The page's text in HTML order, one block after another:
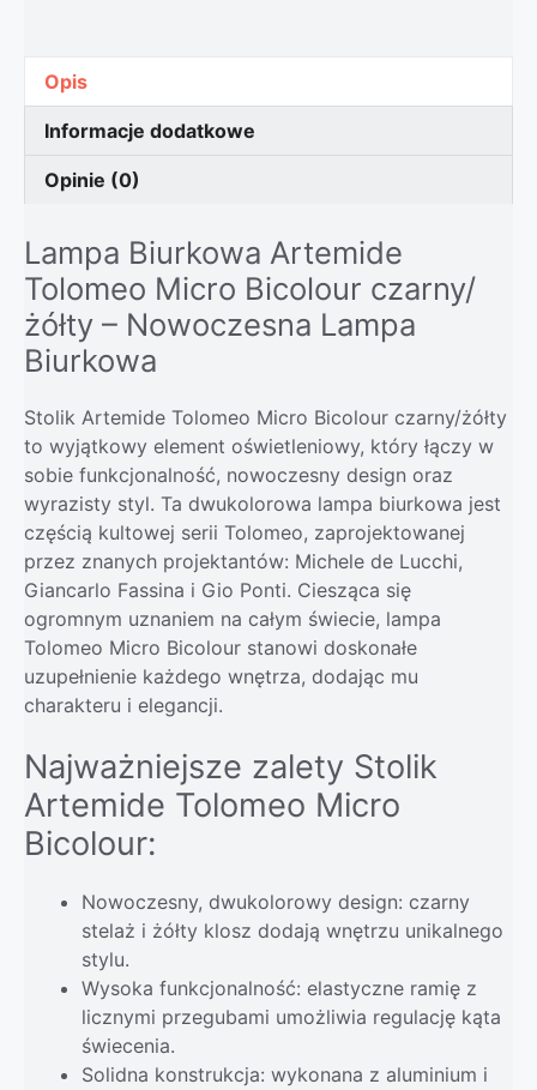
Opis
Informacje dodatkowe
Opinie (0)
Lampa Biurkowa Artemide
Tolomeo Micro Bicolour czarny/
żółty – Nowoczesna Lampa
Biurkowa
Stolik Artemide Tolomeo Micro Bicolour czarny/żółty
to wyjątkowy element oświetleniowy, który łączy w
sobie funkcjonalność, nowoczesny design oraz
wyrazisty styl. Ta dwukolorowa lampa biurkowa jest
częścią kultowej serii Tolomeo, zaprojektowanej
przez znanych projektantów: Michele de Lucchi,
Giancarlo Fassina i Gio Ponti. Ciesząca się
ogromnym uznaniem na całym świecie, lampa
Tolomeo Micro Bicolour stanowi doskonałe
uzupełnienie każdego wnętrza, dodając mu
charakteru i elegancji.
Najważniejsze zalety Stolik
Artemide Tolomeo Micro
Bicolour:
Nowoczesny, dwukolorowy design: czarny
stelaż i żółty klosz dodają wnętrzu unikalnego
stylu.
Wysoka funkcjonalność: elastyczne ramię z
licznymi przegubami umożliwia regulację kąta
świecenia.
Solidna konstrukcja: wykonana z aluminium i